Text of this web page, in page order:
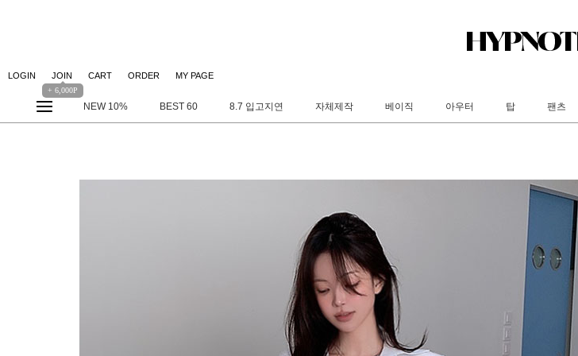
LOGIN JOIN
+ 6,000P
CART ORDER MY PAGE
NEW 10% BEST 60 8.7 입고지연 자체제작 베이직 아우터 탑 팬츠